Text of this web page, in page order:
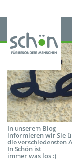
In unserem Blog
informieren wir Sie
die verschiedensten
In Schön ist
immer was los :)